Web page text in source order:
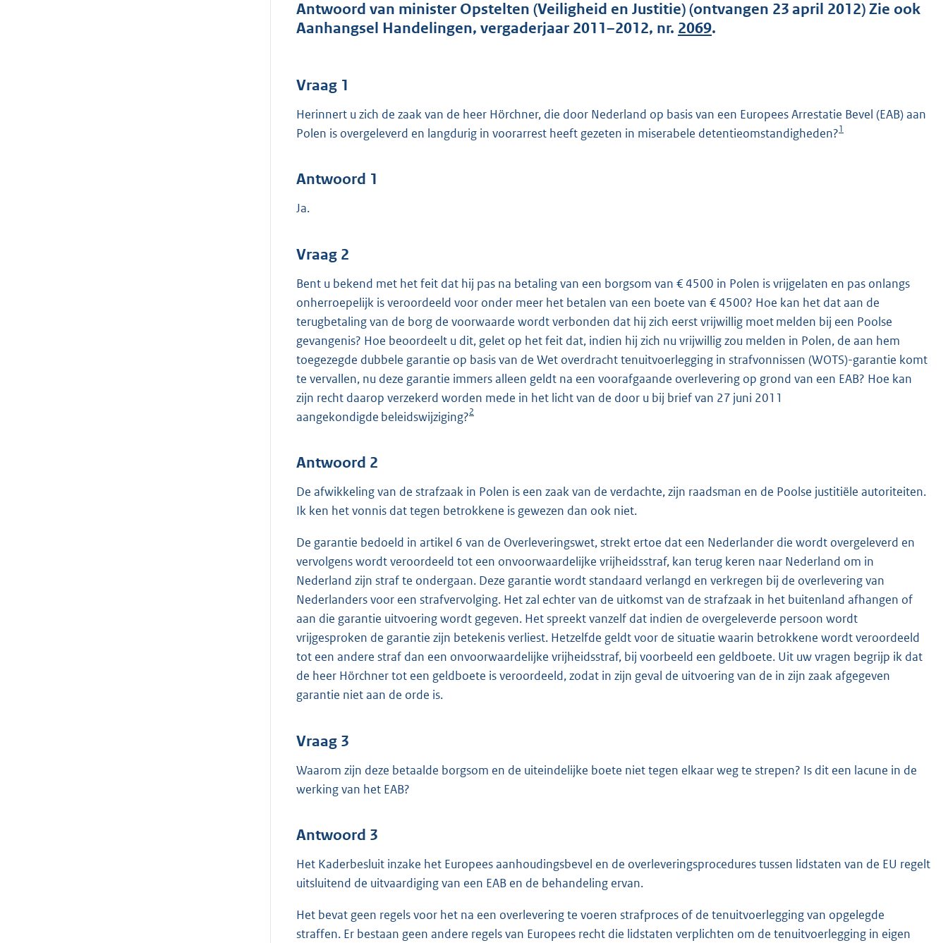
g
t
e
Antwoord van minister Opstelten (Veiligheid en Justitie) (ontvangen 23 april 2012) Zie ook
Aanhangsel Handelingen, vergaderjaar 2011–2012, nr. 2069.
Vraag 1
Herinnert u zich de zaak van de heer Hörchner, die door Nederland op basis van een Europees Arrestatie Bevel (EAB) aan
Polen is overgeleverd en langdurig in voorarrest heeft gezeten in miserabele detentieomstandigheden?1
Antwoord 1
Ja.
Vraag 2
Bent u bekend met het feit dat hij pas na betaling van een borgsom van € 4500 in Polen is vrijgelaten en pas onlangs
onherroepelijk is veroordeeld voor onder meer het betalen van een boete van € 4500? Hoe kan het dat aan de
terugbetaling van de borg de voorwaarde wordt verbonden dat hij zich eerst vrijwillig moet melden bij een Poolse
gevangenis? Hoe beoordeelt u dit, gelet op het feit dat, indien hij zich nu vrijwillig zou melden in Polen, de aan hem
toegezegde dubbele garantie op basis van de Wet overdracht tenuitvoerlegging in strafvonnissen (WOTS)-garantie komt
te vervallen, nu deze garantie immers alleen geldt na een voorafgaande overlevering op grond van een EAB? Hoe kan
zijn recht daarop verzekerd worden mede in het licht van de door u bij brief van 27 juni 2011
aangekondigde beleidswijziging?2
Antwoord 2
De afwikkeling van de strafzaak in Polen is een zaak van de verdachte, zijn raadsman en de Poolse justitiële autoriteiten.
Ik ken het vonnis dat tegen betrokkene is gewezen dan ook niet.
De garantie bedoeld in artikel 6 van de Overleveringswet, strekt ertoe dat een Nederlander die wordt overgeleverd en
vervolgens wordt veroordeeld tot een onvoorwaardelijke vrijheidsstraf, kan terug keren naar Nederland om in
Nederland zijn straf te ondergaan. Deze garantie wordt standaard verlangd en verkregen bij de overlevering van
Nederlanders voor een strafvervolging. Het zal echter van de uitkomst van de strafzaak in het buitenland afhangen of
aan die garantie uitvoering wordt gegeven. Het spreekt vanzelf dat indien de overgeleverde persoon wordt
vrijgesproken de garantie zijn betekenis verliest. Hetzelfde geldt voor de situatie waarin betrokkene wordt veroordeeld
tot een andere straf dan een onvoorwaardelijke vrijheidsstraf, bij voorbeeld een geldboete. Uit uw vragen begrijp ik dat
de heer Hörchner tot een geldboete is veroordeeld, zodat in zijn geval de uitvoering van de in zijn zaak afgegeven
garantie niet aan de orde is.
Vraag 3
Waarom zijn deze betaalde borgsom en de uiteindelijke boete niet tegen elkaar weg te strepen? Is dit een lacune in de
werking van het EAB?
Antwoord 3
Het Kaderbesluit inzake het Europees aanhoudingsbevel en de overleveringsprocedures tussen lidstaten van de EU regelt
uitsluitend de uitvaardiging van een EAB en de behandeling ervan.
Het bevat geen regels voor het na een overlevering te voeren strafproces of de tenuitvoerlegging van opgelegde
straffen. Er bestaan geen andere regels van Europees recht die lidstaten verplichten om de tenuitvoerlegging in eigen